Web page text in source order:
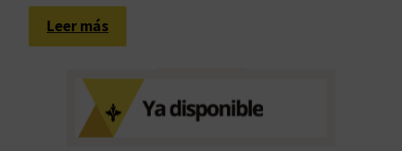
i
n
a
n
c
Leer más:
C
l
o